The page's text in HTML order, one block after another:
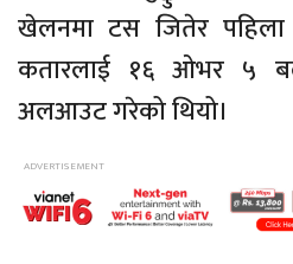
खेलनमा टस जितेर
कतारलाई १६ ओभर ५
अलआउट गरेको थियो।